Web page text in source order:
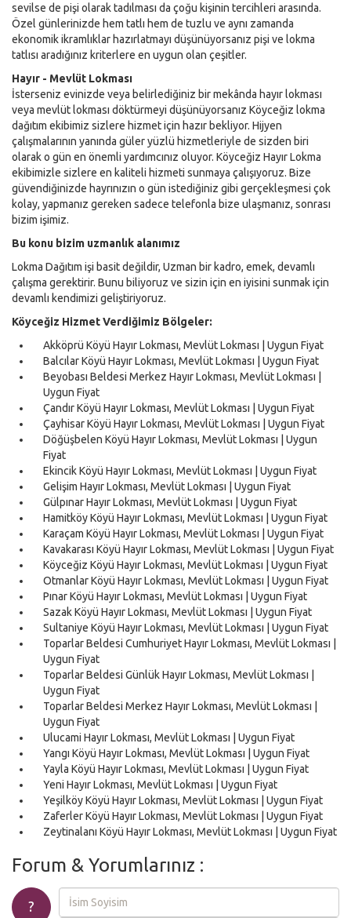
sevilse de pişi olarak tadılması da çoğu kişinin tercihleri arasında.
Özel günlerinizde hem tatlı hem de tuzlu ve aynı zamanda
ekonomik ikramlıklar hazırlatmayı düşünüyorsanız pişi ve lokma
tatlısı aradığınız kriterlere en uygun olan çeşitler.
Hayır - Mevlüt Lokması
İsterseniz evinizde veya belirlediğiniz bir mekânda hayır lokması
veya mevlüt lokması döktürmeyi düşünüyorsanız Köyceğiz lokma
dağıtım ekibimiz sizlere hizmet için hazır bekliyor. Hijyen
çalışmalarının yanında güler yüzlü hizmetleriyle de sizden biri
olarak o gün en önemli yardımcınız oluyor. Köyceğiz Hayır Lokma
ekibimizle sizlere en kaliteli hizmeti sunmaya çalışıyoruz. Bize
güvendiğinizde hayrınızın o gün istediğiniz gibi gerçekleşmesi çok
kolay, yapmanız gereken sadece telefonla bize ulaşmanız, sonrası
bizim işimiz.
Bu konu bizim uzmanlık alanımız
Lokma Dağıtım işi basit değildir, Uzman bir kadro, emek, devamlı
çalışma gerektirir. Bunu biliyoruz ve sizin için en iyisini sunmak için
devamlı kendimizi geliştiriyoruz.
Köyceğiz Hizmet Verdiğimiz Bölgeler:
Akköprü Köyü Hayır Lokması, Mevlüt Lokması | Uygun Fiyat
Balcılar Köyü Hayır Lokması, Mevlüt Lokması | Uygun Fiyat
Beyobası Beldesi Merkez Hayır Lokması, Mevlüt Lokması |
Uygun Fiyat
Çandır Köyü Hayır Lokması, Mevlüt Lokması | Uygun Fiyat
Çayhisar Köyü Hayır Lokması, Mevlüt Lokması | Uygun Fiyat
Döğüşbelen Köyü Hayır Lokması, Mevlüt Lokması | Uygun
Fiyat
Ekincik Köyü Hayır Lokması, Mevlüt Lokması | Uygun Fiyat
Gelişim Hayır Lokması, Mevlüt Lokması | Uygun Fiyat
Gülpınar Hayır Lokması, Mevlüt Lokması | Uygun Fiyat
Hamitköy Köyü Hayır Lokması, Mevlüt Lokması | Uygun Fiyat
Karaçam Köyü Hayır Lokması, Mevlüt Lokması | Uygun Fiyat
Kavakarası Köyü Hayır Lokması, Mevlüt Lokması | Uygun Fiyat
Köyceğiz Köyü Hayır Lokması, Mevlüt Lokması | Uygun Fiyat
Otmanlar Köyü Hayır Lokması, Mevlüt Lokması | Uygun Fiyat
Pınar Köyü Hayır Lokması, Mevlüt Lokması | Uygun Fiyat
Sazak Köyü Hayır Lokması, Mevlüt Lokması | Uygun Fiyat
Sultaniye Köyü Hayır Lokması, Mevlüt Lokması | Uygun Fiyat
Toparlar Beldesi Cumhuriyet Hayır Lokması, Mevlüt Lokması |
Uygun Fiyat
Toparlar Beldesi Günlük Hayır Lokması, Mevlüt Lokması |
Uygun Fiyat
Toparlar Beldesi Merkez Hayır Lokması, Mevlüt Lokması |
Uygun Fiyat
Ulucami Hayır Lokması, Mevlüt Lokması | Uygun Fiyat
Yangı Köyü Hayır Lokması, Mevlüt Lokması | Uygun Fiyat
Yayla Köyü Hayır Lokması, Mevlüt Lokması | Uygun Fiyat
Yeni Hayır Lokması, Mevlüt Lokması | Uygun Fiyat
Yeşilköy Köyü Hayır Lokması, Mevlüt Lokması | Uygun Fiyat
Zaferler Köyü Hayır Lokması, Mevlüt Lokması | Uygun Fiyat
Zeytinalanı Köyü Hayır Lokması, Mevlüt Lokması | Uygun Fiyat
Forum & Yorumlarınız :
?